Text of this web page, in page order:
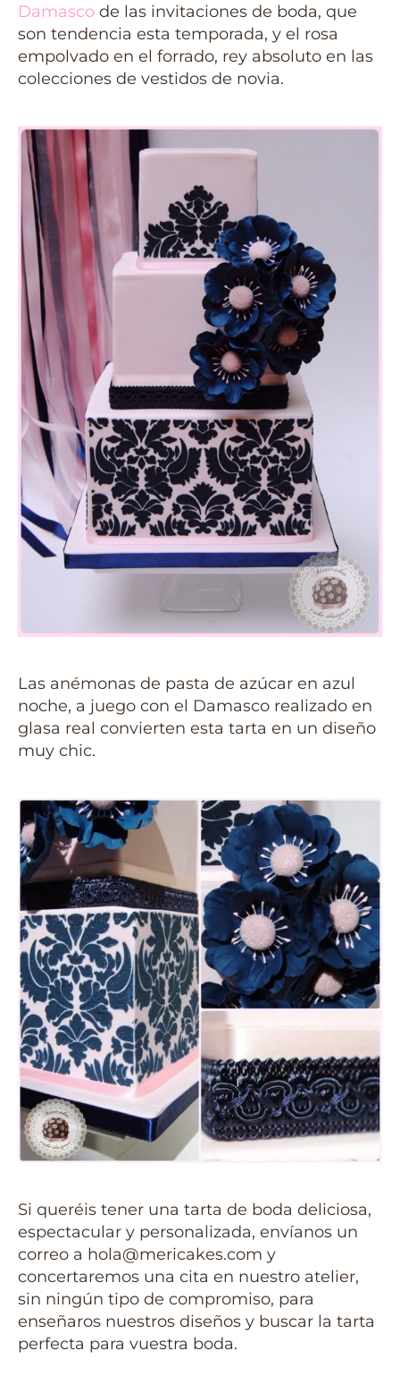
Damasco de las invitaciones de boda, que
son tendencia esta temporada, y el rosa
empolvado en el forrado, rey absoluto en las
colecciones de vestidos de novia.
Las anémonas de pasta de azúcar en azul
noche, a juego con el Damasco realizado en
glasa real convierten esta tarta en un diseño
muy chic.
Si queréis tener una tarta de boda deliciosa,
espectacular y personalizada, envíanos un
correo a hola@mericakes.com y
concertaremos una cita en nuestro atelier,
sin ningún tipo de compromiso, para
enseñaros nuestros diseños y buscar la tarta
perfecta para vuestra boda.